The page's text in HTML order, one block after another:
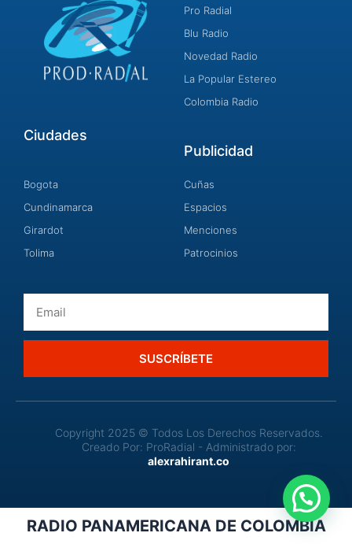
Pro Radial
Blu Radio
Novedad Radio
La Popular Estereo
Colombia Radio
Ciudades
Bogota
Cundinamarca
Girardot
Tolima
Publicidad
Cuñas
Espacios
Menciones
Patrocinios
SUSCRÍBETE
Copyright 2025 © Todos Los Derechos Reservados.
Creado Por: ProRadial - Administrado por:
alexrahirant.co
RADIO PANAMERICANA DE COLOMBIA